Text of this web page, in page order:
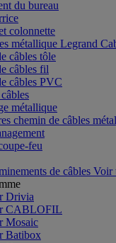
du bureau
colonnette
métallique Legrand
câbles tôle
câbles fil
câbles PVC
métallique
chemin de câbles
feu
de câbles Voir
Drivia
CABLOFIL
Mosaic
Batibox